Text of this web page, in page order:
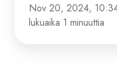
Nov 20, 2024,
lukuaika 1 minuuttia